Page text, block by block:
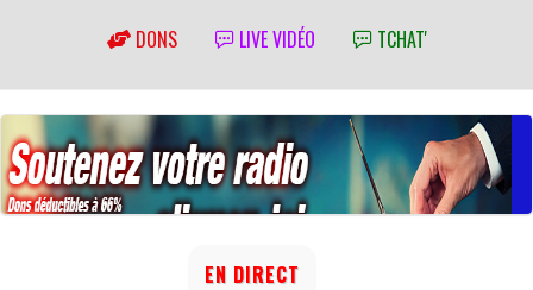
DONS LIVE VIDÉO TCHAT'
EN DIRECT